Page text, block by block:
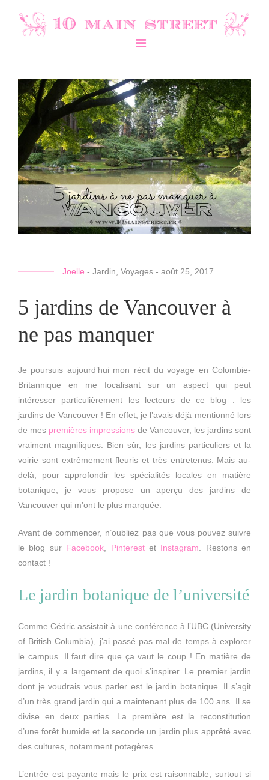
Joelle - Jardin, Voyages - août 25, 2017
5 jardins de Vancouver à
ne pas manquer
Je poursuis aujourd’hui mon récit du voyage en Colombie-
Britannique en me focalisant sur un aspect qui peut
intéresser particulièrement les lecteurs de ce blog : les
jardins de Vancouver ! En effet, je l’avais déjà mentionné lors
de mes premières impressions de Vancouver, les jardins sont
vraiment magnifiques. Bien sûr, les jardins particuliers et la
voirie sont extrêmement fleuris et très entretenus. Mais au-
delà, pour approfondir les spécialités locales en matière
botanique, je vous propose un aperçu des jardins de
Vancouver qui m’ont le plus marquée.
Avant de commencer, n’oubliez pas que vous pouvez suivre
le blog sur Facebook Pinterestet Instagram . Restons en
contact !
Le jardin botanique de l’université
Comme Cédric assistait à une conférence à l’UBC (University
of British Columbia), j’ai passé pas mal de temps à explorer
le campus. Il faut dire que ça vaut le coup ! En matière de
jardins, il y a largement de quoi s’inspirer. Le premier jardin
dont je voudrais vous parler est le jardin botanique. Il s’agit
d’un très grand jardin qui a maintenant plus de 100 ans. Il se
divise en deux parties. La première est la reconstitution
d’une forêt humide et la seconde un jardin plus apprêté avec
des cultures, notamment potagères.
L’entrée est payante mais le prix est raisonnable, surtout si